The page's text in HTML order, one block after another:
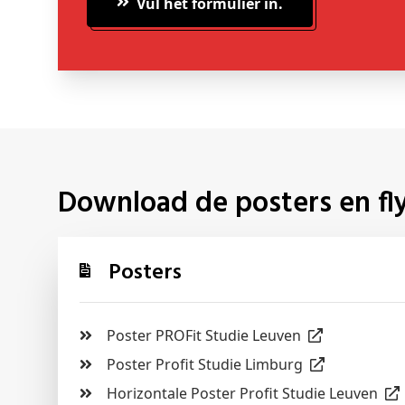
Download de posters en
Posters
Poster PROFit Studie Leuven
Poster Profit Studie Limburg
Horizontale Poster Profit Studie Leuven